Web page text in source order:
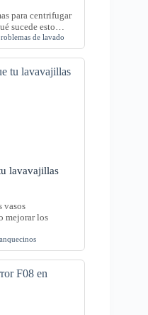
para centrifugar
sucede esto…
de lavado
lavavajillas
vasos
mejorar los